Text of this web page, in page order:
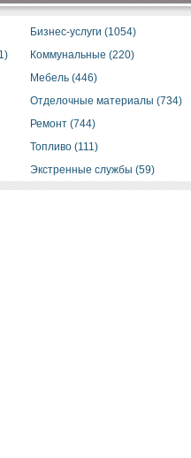
Бизнес-услуги (1054)
Коммунальные (220)
Мебель (446)
Отделочные материалы (734)
Ремонт (744)
Топливо (111)
Экстренные службы (59)